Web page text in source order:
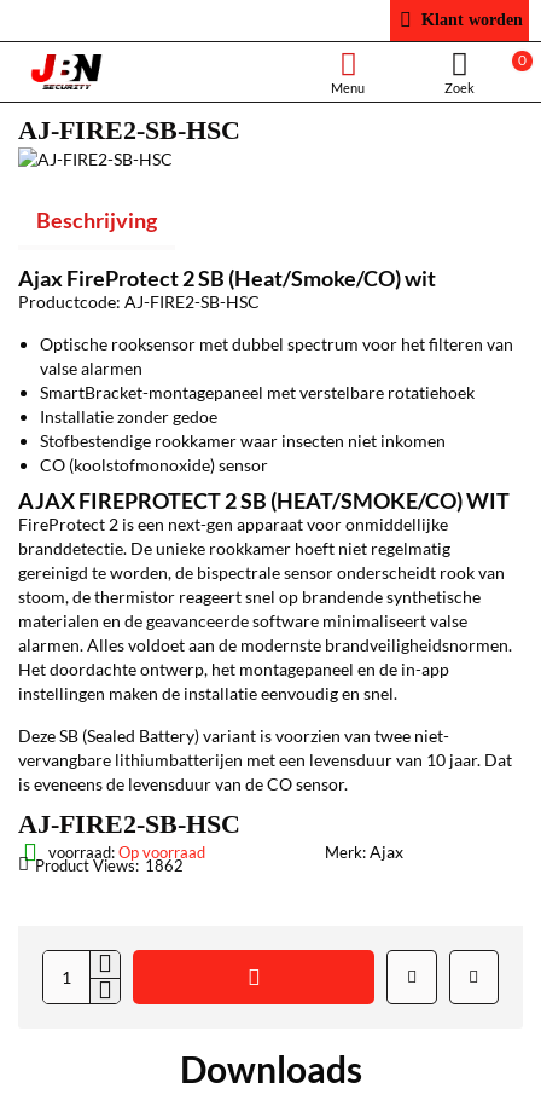
Klant worden
0
AJ-FIRE2-SB-HSC
Beschrijving
Ajax FireProtect 2 SB (Heat/Smoke/CO) wit
Productcode: AJ-FIRE2-SB-HSC
Optische rooksensor met dubbel spectrum voor het filteren van
valse alarmen
SmartBracket-montagepaneel met verstelbare rotatiehoek
Installatie zonder gedoe
Stofbestendige rookkamer waar insecten niet inkomen
CO (koolstofmonoxide) sensor
AJAX FIREPROTECT 2 SB (HEAT/SMOKE/CO) WIT
FireProtect 2 is een next-gen apparaat voor onmiddellijke
branddetectie. De unieke rookkamer hoeft niet regelmatig
gereinigd te worden, de bispectrale sensor onderscheidt rook van
stoom, de thermistor reageert snel op brandende synthetische
materialen en de geavanceerde software minimaliseert valse
alarmen. Alles voldoet aan de modernste brandveiligheidsnormen.
Het doordachte ontwerp, het montagepaneel en de in-app
instellingen maken de installatie eenvoudig en snel.
Deze SB (Sealed Battery) variant is voorzien van twee niet-
vervangbare lithiumbatterijen met een levensduur van 10 jaar. Dat
is eveneens de levensduur van de CO sensor.
AJ-FIRE2-SB-HSC
voorraad:Op voorraad Merk:Ajax
Product Views: 1862
Downloads